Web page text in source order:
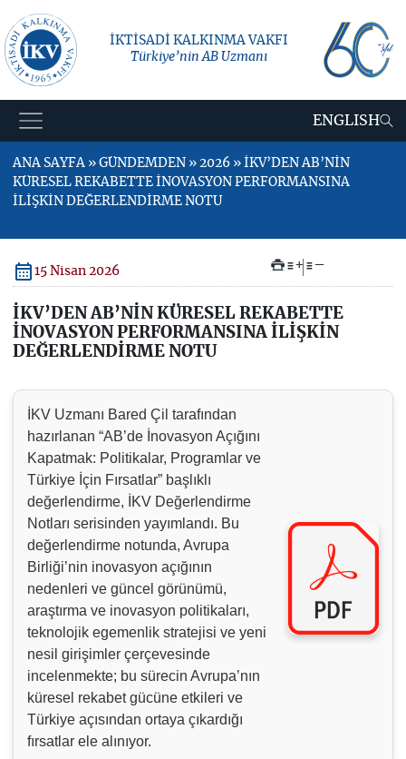
İKTİSADİ KALKINMA VAKFI
Türkiye’nin AB Uzmanı
ENGLISH
ANA SAYFA » GÜNDEMDEN » 2026 » İKV’DEN AB’NİN
KÜRESEL REKABETTE İNOVASYON PERFORMANSINA
İLİŞKİN DEĞERLENDİRME NOTU
15 Nisan 2026 + –
İKV’DEN AB’NİN KÜRESEL REKABETTE
İNOVASYON PERFORMANSINA İLİŞKİN
DEĞERLENDİRME NOTU
İKV Uzmanı Bared Çil tarafından
hazırlanan “AB’de İnovasyon Açığını
Kapatmak: Politikalar, Programlar ve
Türkiye İçin Fırsatlar” başlıklı
değerlendirme, İKV Değerlendirme
Notları serisinden yayımlandı. Bu
değerlendirme notunda, Avrupa
Birliği’nin inovasyon açığının
nedenleri ve güncel görünümü,
araştırma ve inovasyon politikaları,
teknolojik egemenlik stratejisi ve yeni
nesil girişimler çerçevesinde
incelenmekte; bu sürecin Avrupa’nın
küresel rekabet gücüne etkileri ve
Türkiye açısından ortaya çıkardığı
fırsatlar ele alınıyor.